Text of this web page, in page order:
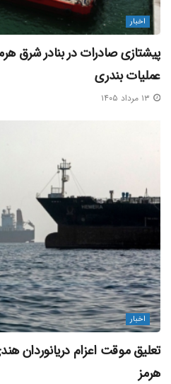
اخبار
پیشتازی صادرات در بنادر شرق
عملیات بندری
اخبار
تعلیق موقت اعزام دریانوردان
هرمز